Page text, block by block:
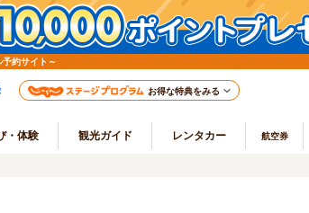
約サイト～
お得な特典をみる
・体験 観光ガイド レンタカー 航空券